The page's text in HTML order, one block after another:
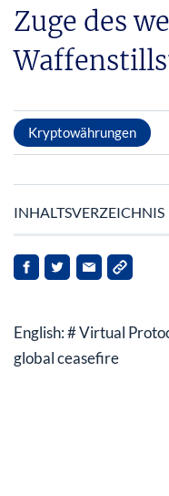
Zuge des
Kryptowährungen
INHALTSVERZEICHNIS
Waffenstillstand
Protokoll
Virtuelles Protokoll
English: # Virtual
global ceasefire